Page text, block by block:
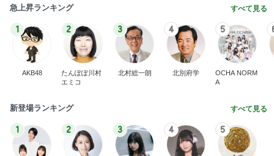
急上昇ランキング すべて見る
1
AKB48
2
たんぽぽ川村
エミコ
3
北村総一朗
4
北別府学
5
OCHA NORM
A
新登場ランキング すべて見る
1 2 3 4 5